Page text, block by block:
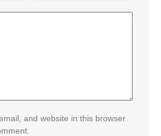
and website in this browser